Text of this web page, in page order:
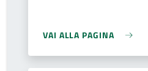
VAI ALLA PAGINA